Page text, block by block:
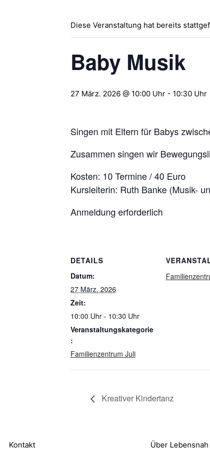
Diese Veranstaltung hat bereits
Baby Musik
27 März. 2026 @ 10:00 Uhr- 10:30 Uhr
Singen mit Eltern für Babys
Zusammen singen wir
Kosten: 10 Termine / 40 Euro
Kursleiterin: Ruth Banke (Musik-
Anmeldung erforderlich
DETAILS
Datum:
27 März. 2026
Zeit:
10:00 Uhr - 10:30 Uhr
Veranstaltungskategorie
:
Familienzentrum Juli
Kreativer Kindertanz
Kontakt Über Lebensnah